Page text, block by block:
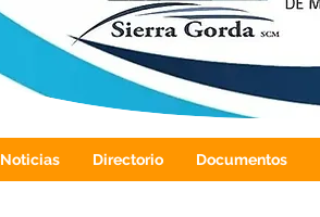
Noticias Directorio Documentos